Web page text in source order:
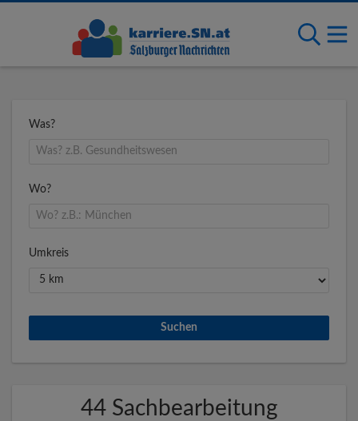
Was?
Wo?
Umkreis
44 Sachbearbeitung